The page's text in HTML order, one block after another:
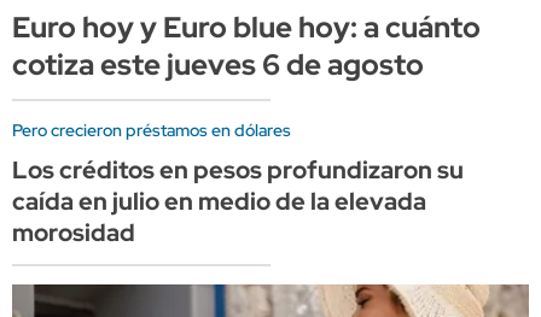
Euro hoy y Euro blue hoy: a cuánto
cotiza este jueves 6 de agosto
Pero crecieron préstamos en dólares
Los créditos en pesos profundizaron su
caída en julio en medio de la elevada
morosidad